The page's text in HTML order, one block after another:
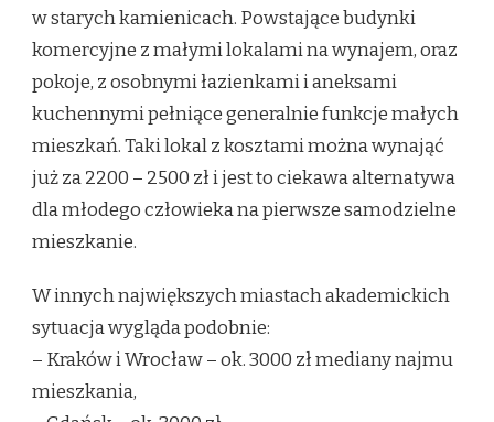
w starych kamienicach. Powstające budynki
komercyjne z małymi lokalami na wynajem, oraz
pokoje, z osobnymi łazienkami i aneksami
kuchennymi pełniące generalnie funkcje małych
mieszkań. Taki lokal z kosztami można wynająć
już za 2200 – 2500 zł i jest to ciekawa alternatywa
dla młodego człowieka na pierwsze samodzielne
mieszkanie.
W innych największych miastach akademickich
sytuacja wygląda podobnie:
– Kraków i Wrocław – ok. 3000 zł mediany najmu
mieszkania,